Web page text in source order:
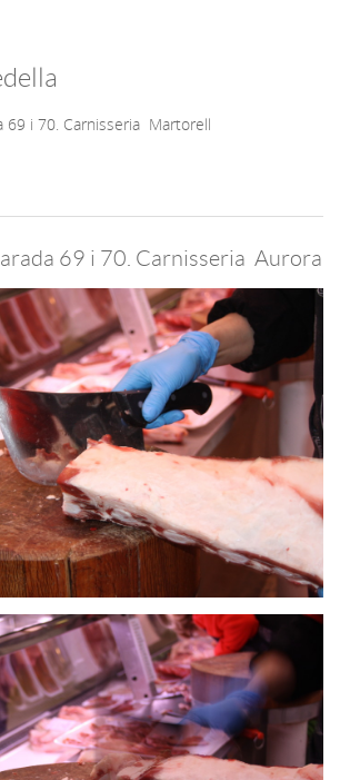
69 i 70. Carnisseria Martorell
69 i 70. Carnisseria Aurora